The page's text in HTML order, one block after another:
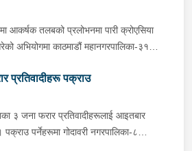
लिई सम्पर्कविहीन भएको भन्ने पीडितको
उपत्यका अपराध अनुसन्धान कार्यालय टेकुबाट
महानगरपालिका-३१ बाट पक्राउ गरेको
छ ।
आकर्षक तलबको प्रलोभनमा पारी क्रोएसिया
अभियोगमा काठमाडौं महानगरपालिका-३१
गरेको छ ।नवराजले क्रोएसिया
८ लाख ५० हजार रूपैयाँ लिई सम्पर्कविहीन
काठमाडौं उपत्यका अपराध अनुसन्धान कार्यालय
काठमाडौं महानगरपालिका-३१ बाट पक्राउ
प्रतिवादीहरू पक्राउ
३ जना फरार प्रतिवादीहरूलाई आइतबार
पर्नेहरूमा गोदावरी नगरपालिका-८